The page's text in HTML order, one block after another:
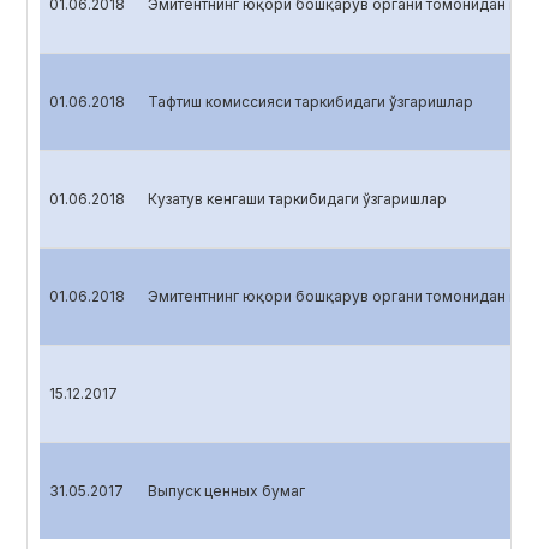
01.06.2018 Эмитентнинг юқори бошқарув органи томонидан
01.06.2018 Тафтиш комиссияси таркибидаги ўзгаришлар
01.06.2018 Кузатув кенгаши таркибидаги ўзгаришлар
01.06.2018 Эмитентнинг юқори бошқарув органи томонидан
15.12.2017
31.05.2017 Выпуск ценных бумаг